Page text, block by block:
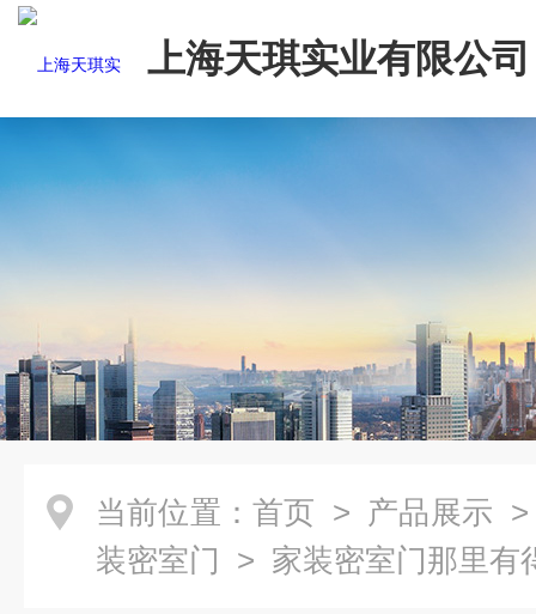
上海天琪实业有限公司
当前位置： 首页 > 产品展示
装密室门 > 家装密室门那里有